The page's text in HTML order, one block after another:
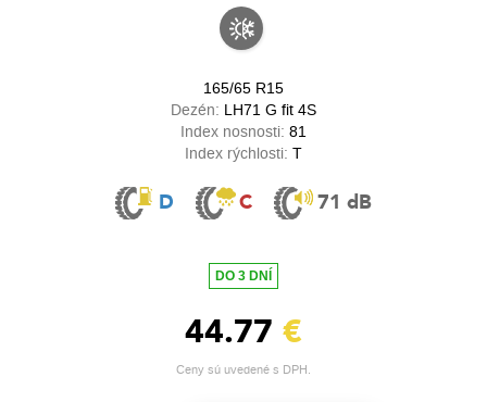
165/65 R15
Dezén: LH71 G fit 4S
Index nosnosti: 81
Index rýchlosti: T
D C 71 dB
DO 3 DNÍ
44.77 €
Ceny sú uvedené s DPH.